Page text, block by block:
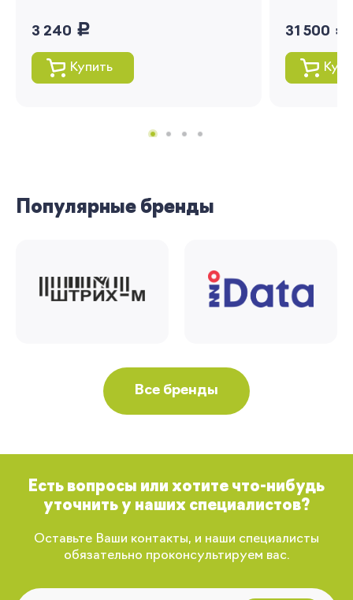
3 240 руб.
Купить
31 500 руб.
Популярные бренды
Все бренды
Есть вопросы или хотите что-нибудь
уточнить у наших специалистов?
Оставьте Ваши контакты, и наши специалисты
обязательно проконсультируем вас.